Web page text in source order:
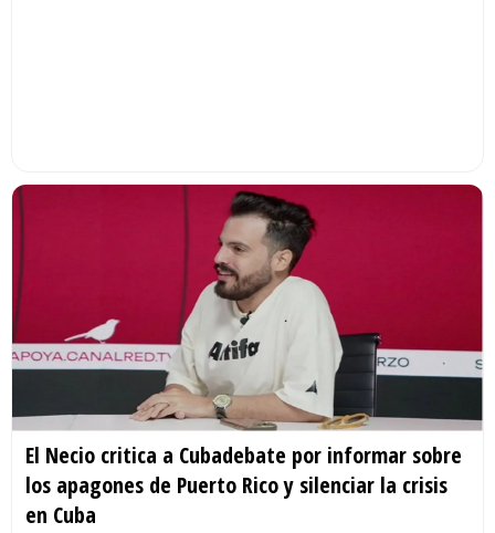
El Necio critica a Cubadebate por informar sobre
los apagones de Puerto Rico y silenciar la crisis
en Cuba